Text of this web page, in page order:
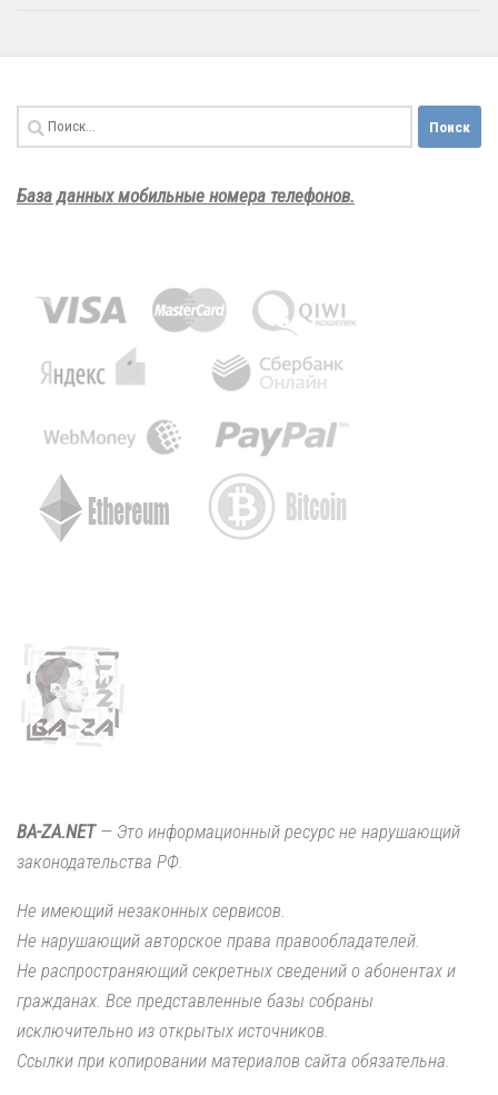
Найти:
База данных мобильные номера телефонов.
BA-ZA.NET— Это информационный ресурс не нарушающий
законодательства РФ.
Не имеющий незаконных сервисов.
Не нарушающий авторское права правообладателей.
Не распространяющий секретных сведений о абонентах и
гражданах. Все представленные базы собраны
исключительно из открытых источников.
Ссылки при копировании материалов сайта обязательна.